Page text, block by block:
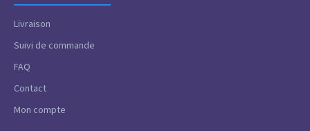
Livraison
Suivi de commande
FAQ
Contact
Mon compte